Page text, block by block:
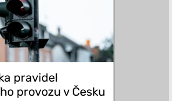
pravidel
provozu v Česku